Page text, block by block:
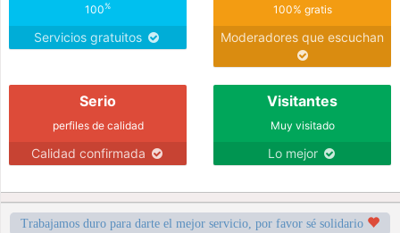
100%
Servicios gratuitos
100% gratis
Moderadores que escuchan
Serio
perfiles de calidad
Calidad confirmada
Visitantes
Muy visitado
Lo mejor
Trabajamos duro para darte el mejor servicio, por favor sé solidario